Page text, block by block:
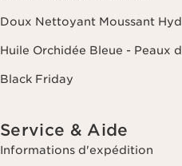
Doux Nettoyant Moussant
Huile Orchidée Bleue - Peaux
Black Friday
Service & Aide
Informations d'expédition